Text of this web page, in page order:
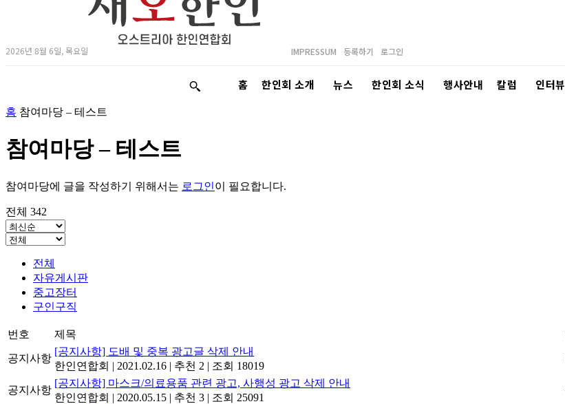
2026년 8월 6일, 목요일 IMPRESSUM 등록하기 로그인
홈 한인회 소개 뉴스 한인회 소식 행사안내 칼럼 인터뷰
홈 참여마당 – 테스트
참여마당 – 테스트
참여마당에 글을 작성하기 위해서는 로그인이 필요합니다.
전체 342
전체
자유게시판
중고장터
구인구직
번호 제목
공지사항
[공지사항] 도배 및 중복 광고글 삭제 안내
한인연합회 | 2021.02.16 | 추천 2 | 조회 18019
공지사항
[공지사항] 마스크/의료용품 관련 광고, 사행성 광고 삭제 안내
한인연합회 | 2020.05.15 | 추천 3 | 조회 25091